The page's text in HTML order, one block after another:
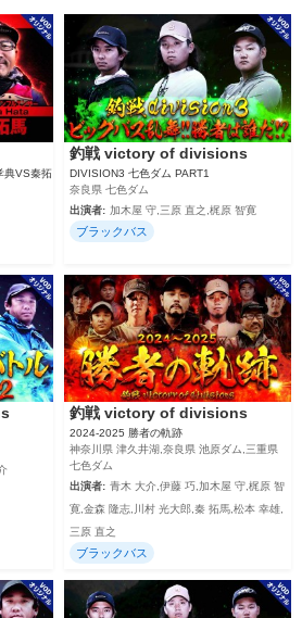
典VS秦拓
釣戦 victory of divisions
DIVISION3 七色ダム PART1
奈良県 七色ダム
出演者: 加木屋 守,三原 直之,梶原 智寛
ブラックバス
釣戦 victory of divisions
2024‐2025 勝者の軌跡
神奈川県 津久井湖,奈良県 池原ダム,三重県
七色ダム
出演者: 青木 大介,伊藤 巧,加木屋 守,梶原 智
寛,金森 隆志,川村 光大郎,秦 拓馬,松本 幸雄,
三原 直之
ブラックバス